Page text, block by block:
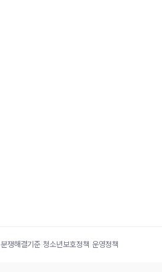
분쟁해결기준 청소년보호정책 운영정책